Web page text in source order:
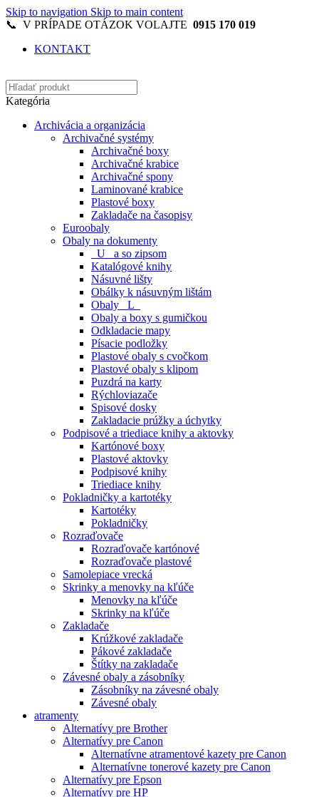
Skip to navigation Skip to main content
📞 V PRÍPADE OTÁZOK VOLAJTE 0915 170 019
KONTAKT
Kategória
Archivácia a organizácia
Archivačné systémy
Archivačné boxy
Archivačné krabice
Archivačné spony
Laminované krabice
Plastové boxy
Zakladače na časopisy
Euroobaly
Obaly na dokumenty
_U_ a so zipsom
Katalógové knihy
Násuvné lišty
Obálky k násuvným lištám
Obaly _L_
Obaly a boxy s gumičkou
Odkladacie mapy
Písacie podložky
Plastové obaly s cvočkom
Plastové obaly s klipom
Puzdrá na karty
Rýchloviazače
Spisové dosky
Zakladacie prúžky a úchytky
Podpisové a triediace knihy a aktovky
Kartónové boxy
Plastové aktovky
Podpisové knihy
Triediace knihy
Pokladničky a kartotéky
Kartotéky
Pokladničky
Rozraďovače
Rozraďovače kartónové
Rozraďovače plastové
Samolepiace vrecká
Skrinky a menovky na kľúče
Menovky na kľúče
Skrinky na kľúče
Zakladače
Krúžkové zakladače
Pákové zakladače
Štítky na zakladače
Závesné obaly a zásobníky
Zásobníky na závesné obaly
Závesné obaly
atramenty
Alternatívy pre Brother
Alternatívy pre Canon
Alternatívne atramentové kazety pre Canon
Alternatívne tonerové kazety pre Canon
Alternatívy pre Epson
Alternatívy pre HP